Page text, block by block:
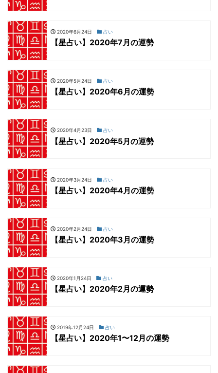
2020年6月24日 占い
【星占い】2020年7月の運勢
2020年5月24日 占い
【星占い】2020年6月の運勢
2020年4月23日 占い
【星占い】2020年5月の運勢
2020年3月24日 占い
【星占い】2020年4月の運勢
2020年2月24日 占い
【星占い】2020年3月の運勢
2020年1月24日 占い
【星占い】2020年2月の運勢
2019年12月24日 占い
【星占い】2020年1〜12月の運勢